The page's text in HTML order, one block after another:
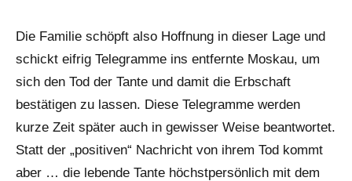
Die Familie schöpft also Hoffnung in dieser Lage und
schickt eifrig Telegramme ins entfernte Moskau, um
sich den Tod der Tante und damit die Erbschaft
bestätigen zu lassen. Diese Telegramme werden
kurze Zeit später auch in gewisser Weise beantwortet.
Statt der „positiven“ Nachricht von ihrem Tod kommt
aber … die lebende Tante höchstpersönlich mit dem